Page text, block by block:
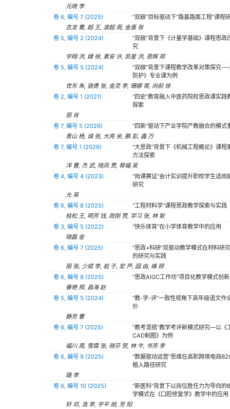
元晓 李
卷 6, 编号 7 (2025)
“双碳”目标驱动下“路基路面工程”课程
志龙 曹, 超 王, 波超 周, 金喜 张
卷 5, 编号 2 (2024)
“双碳”背景下《计量学基础》课程思政
究
宇翔 洪, 婧 徐, 素安 许, 凯星 洪, 恩辉 郑
卷 5, 编号 5 (2024)
“双碳”背景下课程教学改革对策探究
防护》专业课为例
世东 朱, 骁勇 张, 金灵 李, 珊娜 胥, 向前 徐
卷 2, 编号 1 (2021)
“四史”教育融入中医药院校思政课实践
探索
丽 肖
卷 7, 编号 5 (2026)
“四新”驱动下产业学院产教融合的模式
青山 杨, 诚 张, 大亮 余, 鹏 彭, 鑫 万
卷 7, 编号 1 (2026)
“大思政”背景下《机械工程概论》课程
方法探索
洋 曹, 杰 武, 晓凤 贾, 帮福 吴
卷 4, 编号 4 (2023)
“岗课赛证”会计实训提升职校学生适岗
研究
允 吴
卷 6, 编号 8 (2025)
“工程材料学”课程思政教学探索与实践
桂松 王, 明芳 钱, 政刚 贾, 学习 张, 林 耿
卷 3, 编号 5 (2022)
“快乐体育”在小学体育教学中的应用
晓磊 金
卷 6, 编号 7 (2025)
“思政+科研”双驱动教学模式在材料研
的研究与实践
丽 张, 少斌 李, 岩 于, 宏 芦, 园 由, 峰 顾
卷 6, 编号 8 (2025)
“思政AIGC工作坊”项目化教学模式创
春艳 邢, 昌海 赵
卷 5, 编号 5 (2024)
“教-学-评”一致性视角下高年级语文作
价
静芳 曹
卷 6, 编号 7 (2025)
“教考混搭”教学考评新模式研究—以《
CAD制图》为例
福川 周, 雪霖 张, 晓芬 贺, 林 牛, 书芳 李
卷 6, 编号 9 (2025)
“数据驱动运营”思维在高职跨境电商
植入路径研究
璐 李
卷 6, 编号 10 (2025)
“新医科”背景下以岗位胜任力为导向的
学模式在《口腔修复学》教学中的应用
轩 邓, 浩 李, 宇平 胡, 芳 阳